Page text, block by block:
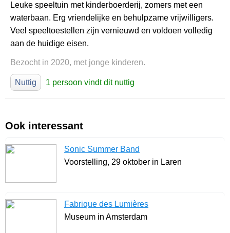
Leuke speeltuin met kinderboerderij, zomers met een
waterbaan. Erg vriendelijke en behulpzame vrijwilligers.
Veel speeltoestellen zijn vernieuwd en voldoen volledig
aan de huidige eisen.
Bezocht in 2020, met jonge kinderen.
Nuttig 1 persoon vindt dit nuttig
Ook interessant
Sonic Summer Band
Voorstelling, 29 oktober in Laren
Fabrique des Lumières
Museum in Amsterdam